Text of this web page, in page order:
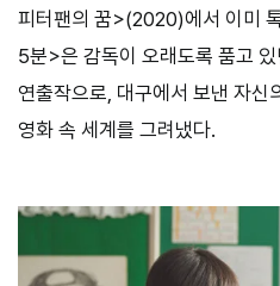
피터팬의 꿈>(2020)에서 이미
5분>은 감독이 오래도록 품고
연출작으로, 대구에서 보낸 자신
영화 속 세계를 그려냈다.